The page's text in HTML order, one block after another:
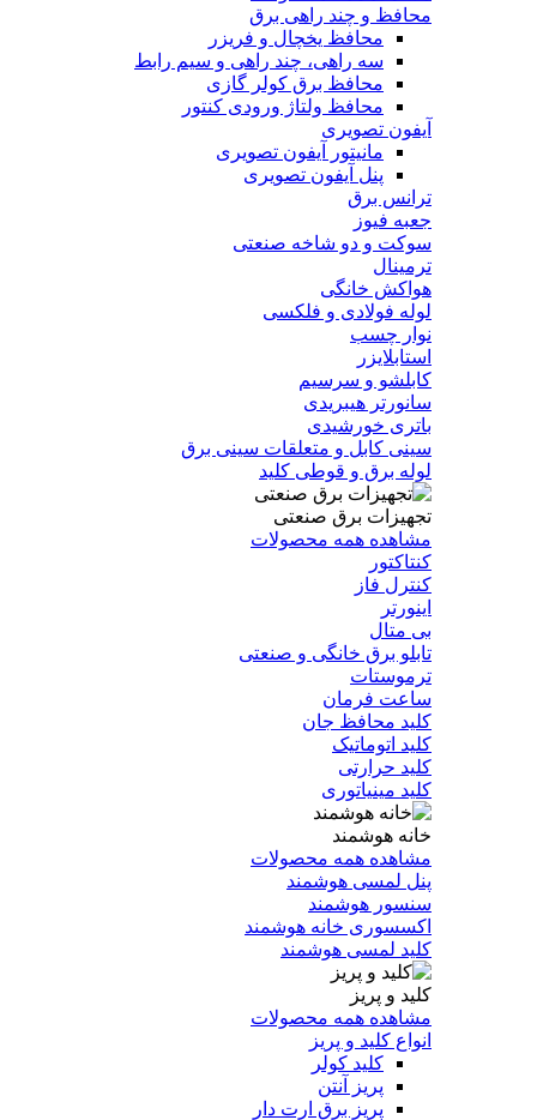
محافظ و چند راهی برق
محافظ یخچال و فریزر
سه راهی، چند راهی و سیم رابط
محافظ برق کولر گازی
محافظ ولتاژ ورودی کنتور
آیفون تصویری
مانیتور آیفون تصویری
پنل آیفون تصویری
ترانس برق
جعبه فیوز
سوکت و دو شاخه صنعتی
ترمینال
هواکش خانگی
لوله فولادی و فلکسی
نوار چسب
استابلایزر
کابلشو و سرسیم
سانورتر هیبریدی
باتری خورشیدی
سینی کابل و متعلقات سینی برق
لوله برق و قوطی کلید
تجهیزات برق صنعتی
مشاهده همه محصولات
کنتاکتور
کنترل فاز
اینورتر
بی متال
تابلو برق خانگی و صنعتی
ترموستات
ساعت فرمان
کلید محافظ جان
کلید اتوماتیک
کلید حرارتی
کلید مینیاتوری
خانه هوشمند
مشاهده همه محصولات
پنل لمسی هوشمند
سنسور هوشمند
اکسسوری خانه هوشمند
کلید لمسی هوشمند
کلید و پریز
مشاهده همه محصولات
انواع کلید و پریز
کلید کولر
پریز آنتن
پریز برق ارت دار